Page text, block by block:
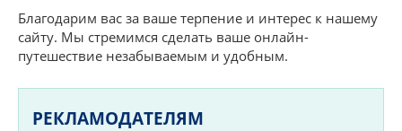
Благодарим вас за ваше терпение и интерес к нашему
сайту. Мы стремимся сделать ваше онлайн-
путешествие незабываемым и удобным.
РЕКЛАМОДАТЕЛЯМ